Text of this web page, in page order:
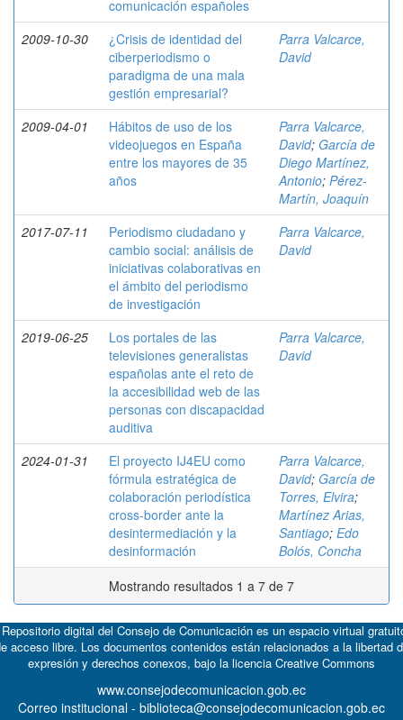
comunicación españoles
2009-10-30
¿Crisis de identidad del
ciberperiodismo o
paradigma de una mala
gestión empresarial?
Parra Valcarce,
David
2009-04-01
Hábitos de uso de los
videojuegos en España
entre los mayores de 35
años
Parra Valcarce,
David; García de
Diego Martínez,
Antonio; Pérez-
Martín, Joaquín
2017-07-11
Periodismo ciudadano y
cambio social: análisis de
iniciativas colaborativas en
el ámbito del periodismo
de investigación
Parra Valcarce,
David
2019-06-25
Los portales de las
televisiones generalistas
españolas ante el reto de
la accesibilidad web de las
personas con discapacidad
auditiva
Parra Valcarce,
David
2024-01-31
El proyecto IJ4EU como
fórmula estratégica de
colaboración periodística
cross-border ante la
desintermediación y la
desinformación
Parra Valcarce,
David; García de
Torres, Elvira;
Martínez Arias,
Santiago; Edo
Bolós, Concha
Mostrando resultados 1 a 7 de 7
digital del Consejo de Comunicación es un espacio virtual
acceso libre. Los documentos contenidos están relacionados a la libertad
expresión y derechos conexos, bajo la licencia Creative Commons
www.consejodecomunicacion.gob.ec
Correo institucional - biblioteca@consejodecomunicacion.gob.ec